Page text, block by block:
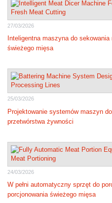
27/03/2026
Inteligentna maszyna do
świeżego mięsa
25/03/2026
Projektowanie systemów maszyn
przetwórstwa żywności
24/03/2026
W pełni automatyczny sprzęt do
porcjonowania świeżego mięsa